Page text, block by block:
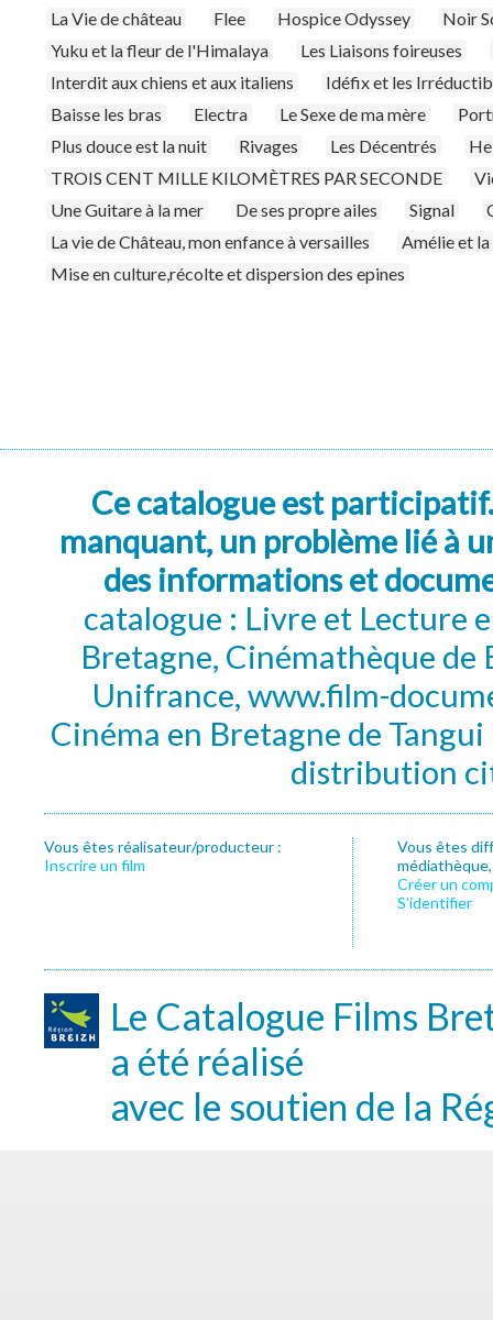
La Vie de château
Flee Hospice Odyssey
Noir
Yuku et la fleur de l'Himalaya
Les Liaisons foireuses
Interdit aux chiens et aux italiens
Idéfix et les
Baisse les bras
Electra Le Sexe de ma mère
Plus douce est la nuit
Rivages Les Décentrés
TROIS CENT MILLE KILOMÈTRES PAR SECONDE
Une Guitare à la mer
De ses propre ailes Signal
La vie de Château, mon enfance à versailles
Amélie et
Mise en culture,récolte et dispersion des epines
Ce catalogue est
manquant, un problème lié à
des informations et
catalogue : Livre et Lecture
Bretagne, Cinémathèque de
Unifrance, www.film-
Cinéma en Bretagne de
distribution
Vous êtes réalisateur/producteur :
Inscrire un film
Vous êtes
Créer un
S’identifier
Le Catalogue Films
a été réalisé
avec le soutien de la